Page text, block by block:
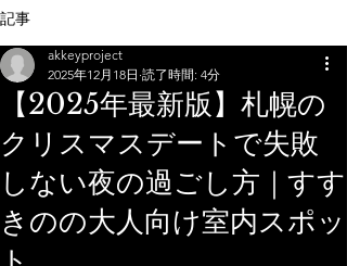
記事
【2025年最新版】札幌の
クリスマスデートで失敗
しない夜の過ごし方｜すす
きのの大人向け室内スポッ
akkeyproject
2025年12月18日 読了時間: 4分